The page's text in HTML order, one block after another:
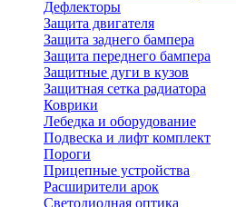
Дефлекторы
Защита двигателя
Защита заднего бампера
Защита переднего бампера
Защитные дуги в кузов
Защитная сетка радиатора
Коврики
Лебедка и оборудование
Подвеска и лифт комплект
Пороги
Прицепные устройства
Расширители арок
Светодиодная оптика